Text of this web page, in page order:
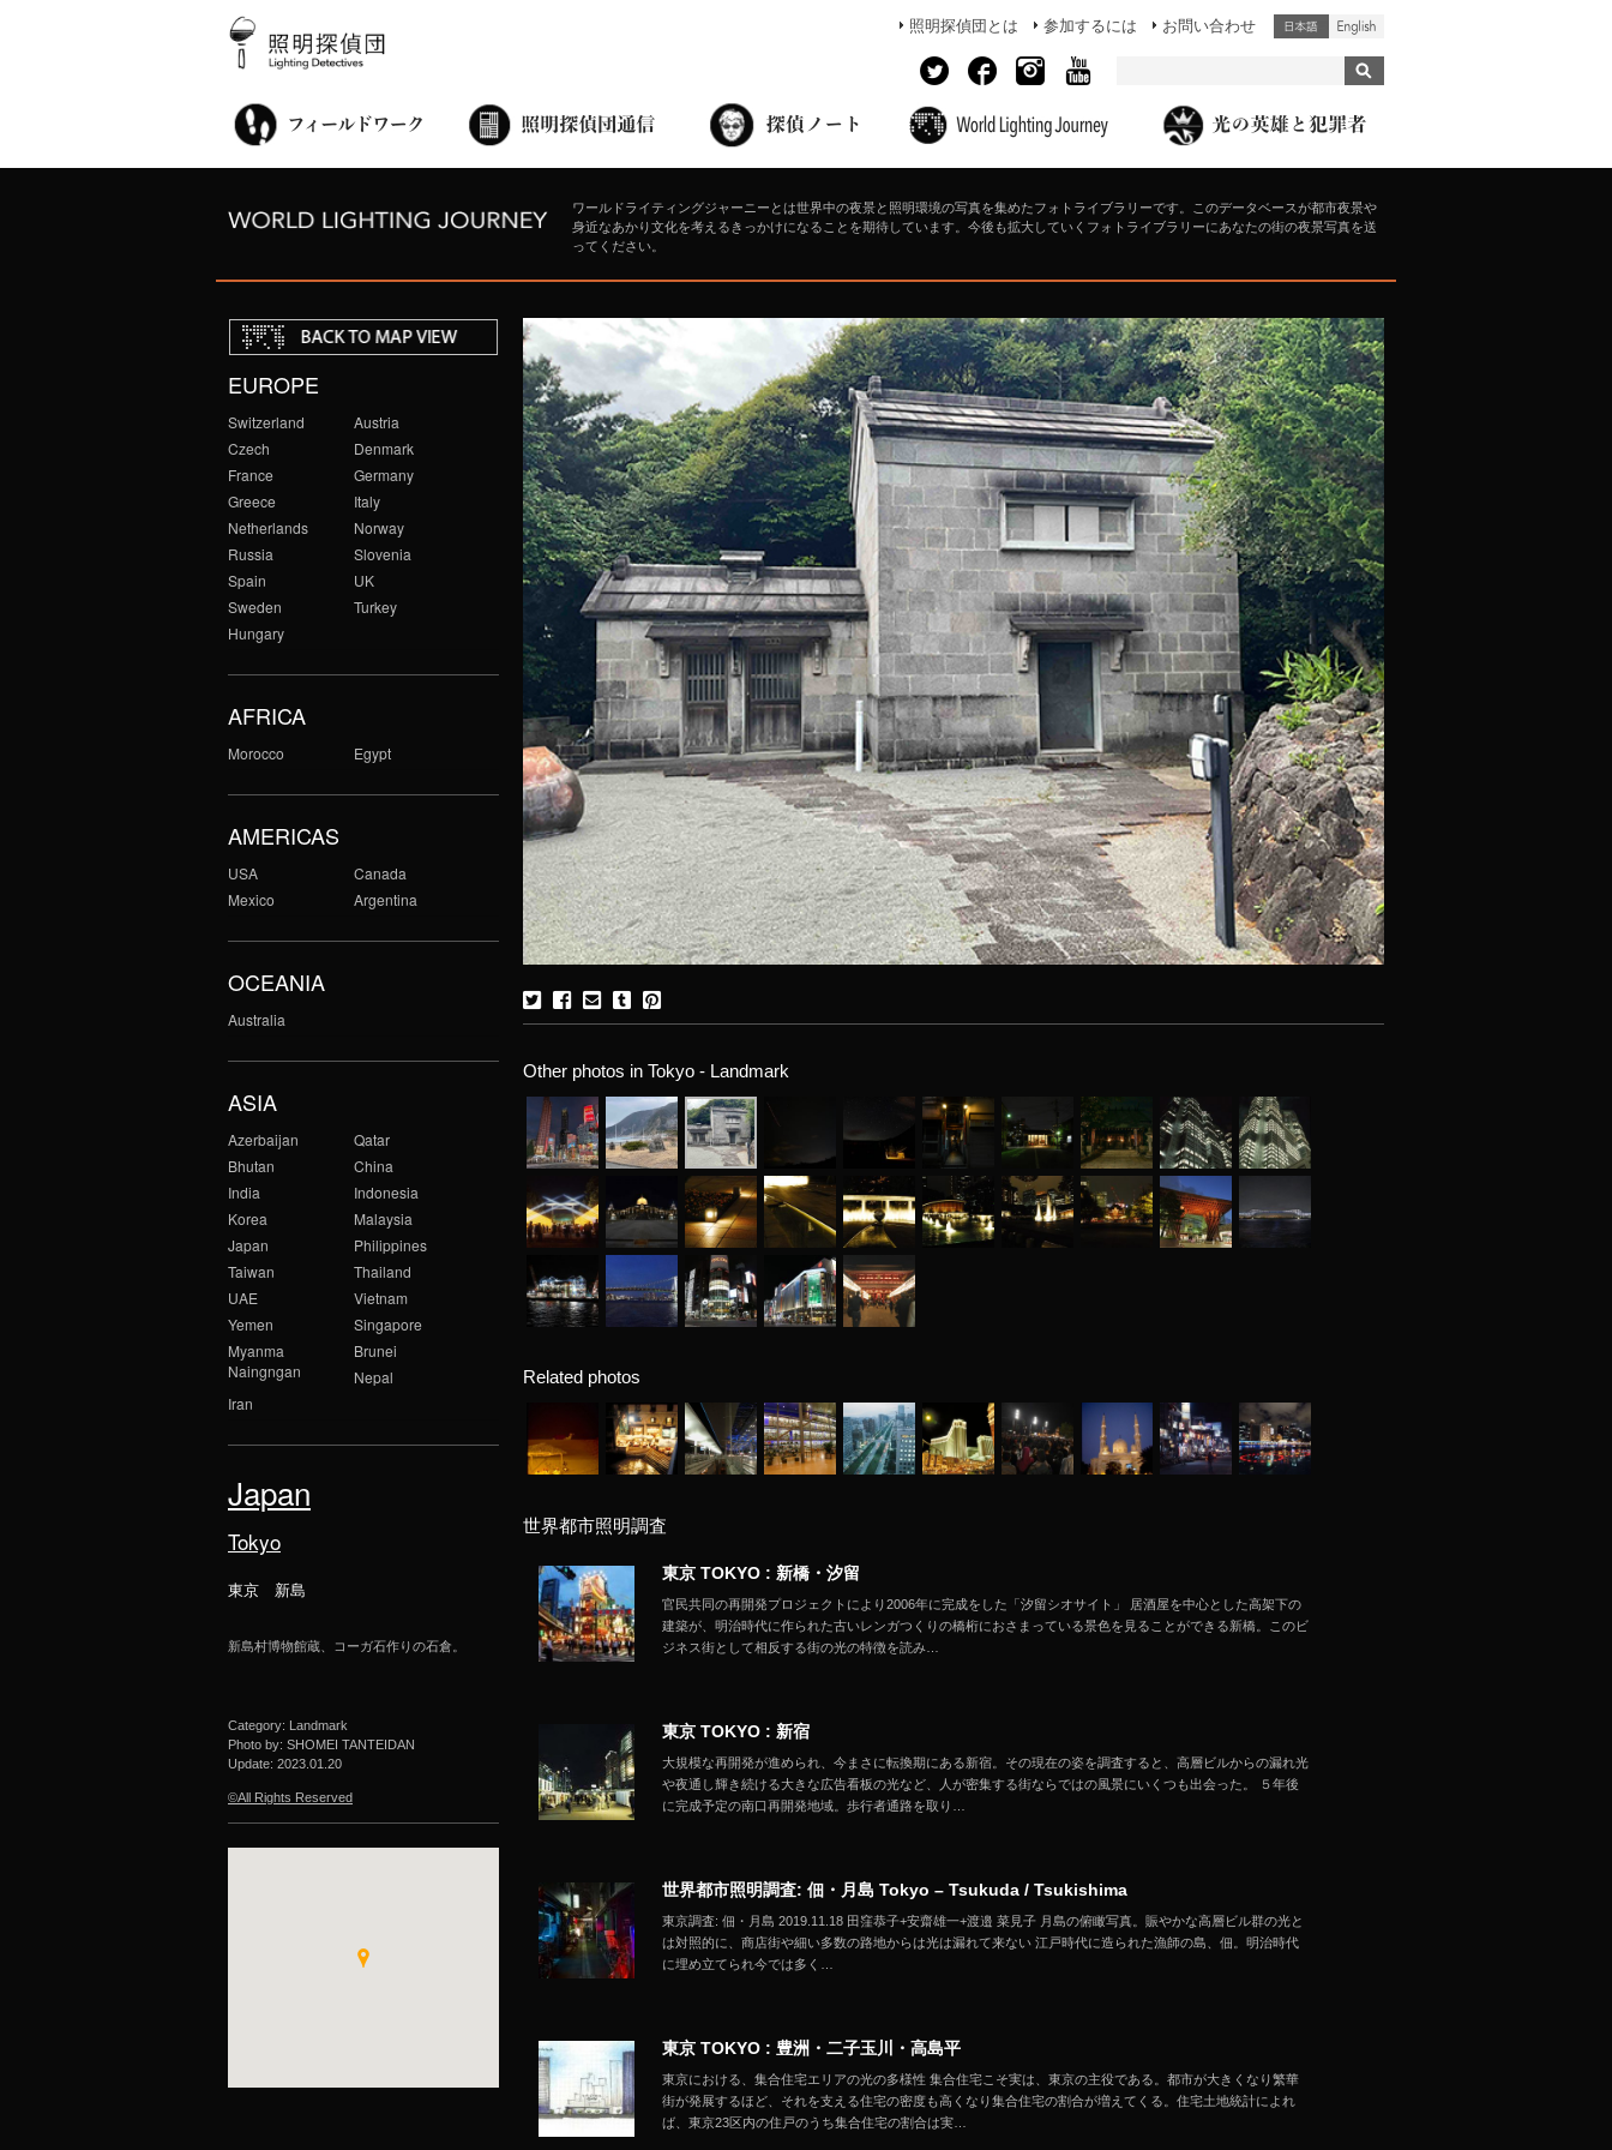
照明探偵団とは 参加するには お問い合わせ
ワールドライティングジャーニーとは世界中の夜景と照明環境の写真を集めたフォトライブラリーです。このデータベースが都市夜景や
身近なあかり文化を考えるきっかけになることを期待しています。今後も拡大していくフォトライブラリーにあなたの街の夜景写真を送
ってください。
EUROPE
Switzerland
Austria
Czech
Denmark
France
Germany
Greece
Italy
Netherlands
Norway
Russia
Slovenia
Spain
UK
Sweden
Turkey
Hungary
AFRICA
Morocco Egypt
AMERICAS
USA
Canada
Mexico
Argentina
OCEANIA
Australia
ASIA
Azerbaijan
Qatar
Bhutan
China
India
Indonesia
Korea
Malaysia
Japan
Philippines
Taiwan
Thailand
UAE
Vietnam
Yemen
Singapore
Myanma
Naingngan
Brunei
Nepal
Iran
Japan
Tokyo
東京 新島
新島村博物館蔵、コーガ石作りの石倉。
Category: Landmark
Photo by: SHOMEI TANTEIDAN
Update: 2023.01.20
©All Rights Reserved
Other photos in Tokyo - Landmark
Related photos
世界都市照明調査
東京 TOKYO : 新橋・汐留
官民共同の再開発プロジェクトにより2006年に完成をした「汐留シオサイト」 居酒屋を中心とした高架下の
建築が、明治時代に作られた古いレンガつくりの橋桁におさまっている景色を見ることができる新橋。このビ
ジネス街として相反する街の光の特徴を読み…
東京 TOKYO : 新宿
大規模な再開発が進められ、今まさに転換期にある新宿。その現在の姿を調査すると、高層ビルからの漏れ光
や夜通し輝き続ける大きな広告看板の光など、人が密集する街ならではの風景にいくつも出会った。 ５年後
に完成予定の南口再開発地域。歩行者通路を取り…
世界都市照明調査: 佃・月島 Tokyo – Tsukuda / Tsukishima
東京調査: 佃・月島 2019.11.18 田窪恭子+安齋雄一+渡邉 菜見子 月島の俯瞰写真。賑やかな高層ビル群の光と
は対照的に、商店街や細い多数の路地からは光は漏れて来ない 江戸時代に造られた漁師の島、佃。明治時代
に埋め立てられ今では多く…
東京 TOKYO : 豊洲・二子玉川・高島平
東京における、集合住宅エリアの光の多様性 集合住宅こそ実は、東京の主役である。都市が大きくなり繁華
街が発展するほど、それを支える住宅の密度も高くなり集合住宅の割合が増えてくる。住宅土地統計によれ
ば、東京23区内の住戸のうち集合住宅の割合は実…